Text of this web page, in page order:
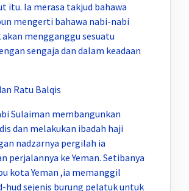
itu. Ia merasa takjud bahawa
mengerti bahawa nabi-nabi
mengganggu sesuatu
sengaja dan dalam keadaan
Ratu Balqis
Sulaiman membangunkan
dan melakukan ibadah haji
nadzarnya pergilah ia
perjalannya ke Yeman. Setibanya
kota Yeman ,ia memanggil
hud sejenis burung pelatuk untuk